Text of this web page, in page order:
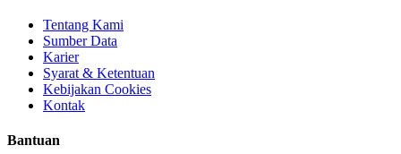
Tentang Kami
Sumber Data
Karier
Syarat & Ketentuan
Kebijakan Cookies
Kontak
Bantuan